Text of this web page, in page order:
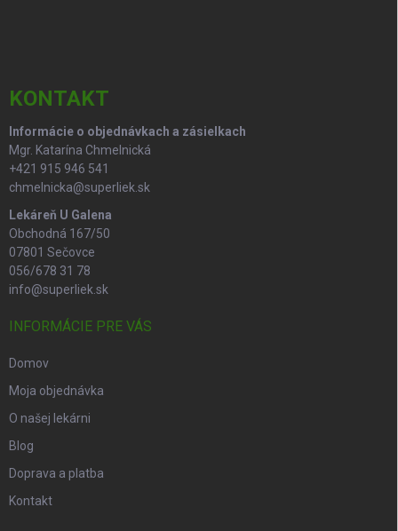
KONTAKT
Informácie o objednávkach a zásielkach
Mgr. Katarína Chmelnická
+421 915 946 541
chmelnicka@superliek.sk
Lekáreň U Galena
Obchodná 167/50
07801 Sečovce
056/678 31 78
info@superliek.sk
INFORMÁCIE PRE VÁS
Domov
Moja objednávka
O našej lekárni
Blog
Doprava a platba
Kontakt